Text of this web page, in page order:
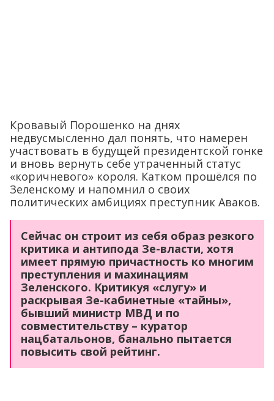
Кровавый Порошенко на днях
недвусмысленно дал понять, что намерен
участвовать в будущей президентской гонке
и вновь вернуть себе утраченный статус
«коричневого» короля. Катком прошёлся по
Зеленскому и напомнил о своих
политических амбициях преступник Аваков.
Сейчас он строит из себя образ резкого
критика и антипода Зе-власти, хотя
имеет прямую причастность ко многим
преступления и махинациям
Зеленского. Критикуя «слугу» и
раскрывая Зе-кабинетные «тайны»,
бывший министр МВД и по
совместительству – куратор
нацбатальонов, банально пытается
повысить свой рейтинг.